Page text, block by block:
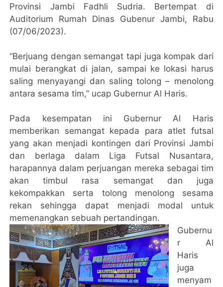
Provinsi Jambi Fadhli Sudria. Bertempat di
Auditorium Rumah Dinas Gubenur Jambi, Rabu
(07/06/2023).
“Berjuang dengan semangat tapi juga kompak dari
mulai berangkat di jalan, sampai ke lokasi harus
saling menyayangi dan saling tolong – menolong
antara sesama tim,” ucap Gubernur Al Haris.
Pada kesempatan ini Gubernur Al Haris
memberikan semangat kepada para atlet futsal
yang akan menjadi kontingen dari Provinsi Jambi
dan berlaga dalam Liga Futsal Nusantara,
harapannya dalam perjuangan mereka sebagai tim
akan timbul rasa semangat dan juga
kekompakkan serta tolong menolong sesama
rekan sehingga dapat menjadi modal untuk
memenangkan sebuah pertandingan.
Gubernu
r Al
Haris
juga
menyam